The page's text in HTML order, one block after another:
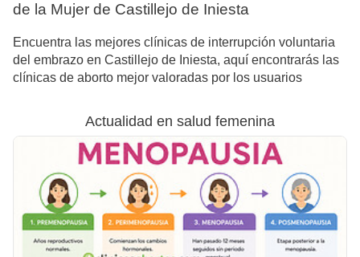
de la Mujer de Castillejo de Iniesta
Encuentra las mejores clínicas de interrupción voluntaria
del embrazo en Castillejo de Iniesta, aquí encontrarás las
clínicas de aborto mejor valoradas por los usuarios
Actualidad en salud femenina